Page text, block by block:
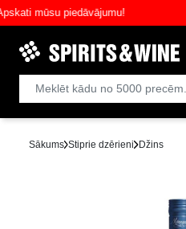
mūsu piedāvājumu!
Sākums Stiprie dzērieni Džins